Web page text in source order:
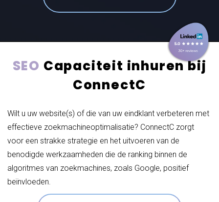
SEO Capaciteit inhuren bij
ConnectC
Wilt u uw website(s) of die van uw eindklant verbeteren met
effectieve zoekmachineoptimalisatie? ConnectC zorgt
voor een strakke strategie en het uitvoeren van de
benodigde werkzaamheden die de ranking binnen de
algoritmes van zoekmachines, zoals Google, positief
beïnvloeden.